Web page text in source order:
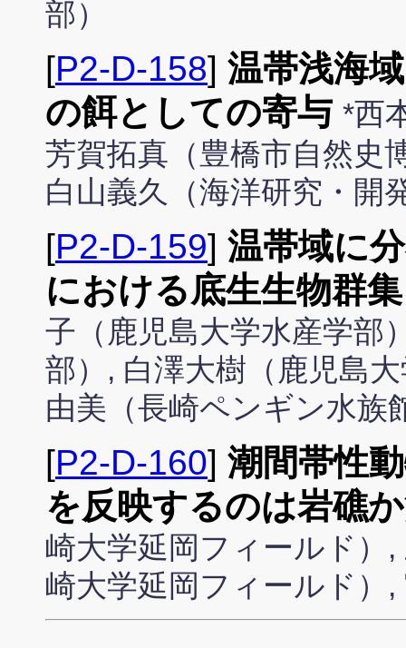
部）
[P2-D-158] 温帯浅海
の餌としての寄与 *西
芳賀拓真（豊橋市自然史
白山義久（海洋研究・開
[P2-D-159] 温帯域に
における底生生物群
子（鹿児島大学水産学部
部）, 白澤大樹（鹿児島
由美（長崎ペンギン水族
[P2-D-160] 潮間帯性
を反映するのは岩礁
崎大学延岡フィールド）
崎大学延岡フィールド）